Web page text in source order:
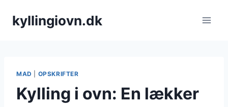
kyllingiovn.dk
MAD OPSKRIFTER
Kylling i ovn: En lækker